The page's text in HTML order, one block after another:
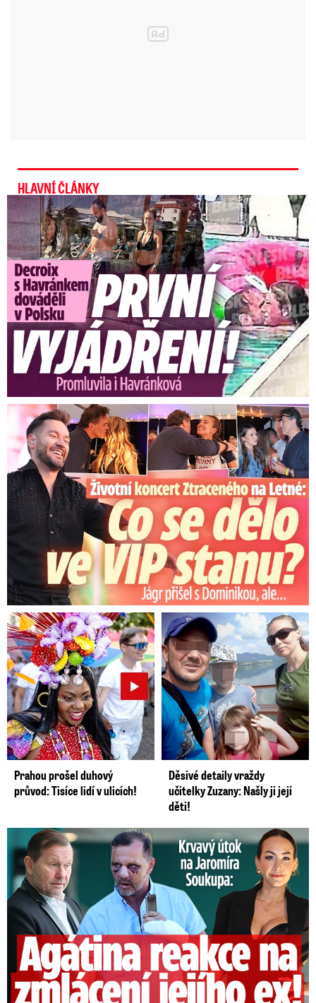
HLAVNÍ ČLÁNKY
Exministryně s Havránkem dováděli v Polsku: První slova!
Koncert Ztraceného na Letné: Jágr přišel s Dominikou, ale...
Prahou prošel duhový
průvod: Tisíce lidí v ulicích!
Děsivé detaily vraždy
učitelky Zuzany: Našly ji její
děti!
Útok na Jaromíra Soukupa: Reakce Agáty na zmlácení jejího ex